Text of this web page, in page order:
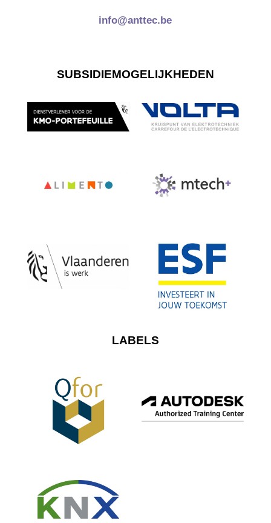
info@anttec.be
SUBSIDIEMOGELIJKHEDEN
LABELS